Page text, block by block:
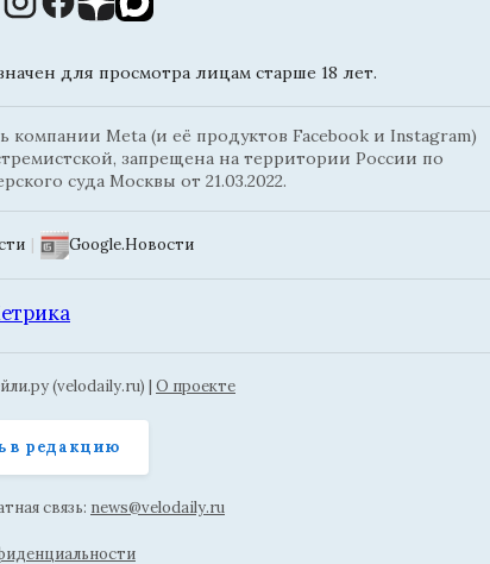
для просмотра лицам старше 18 лет.
компании Meta (и её продуктов Facebook и Instagram)
запрещена на территории России по
суда Москвы от 21.03.2022.
| Google.Новости
(velodaily.ru) | О проекте
в редакцию
связь: news@velodaily.ru